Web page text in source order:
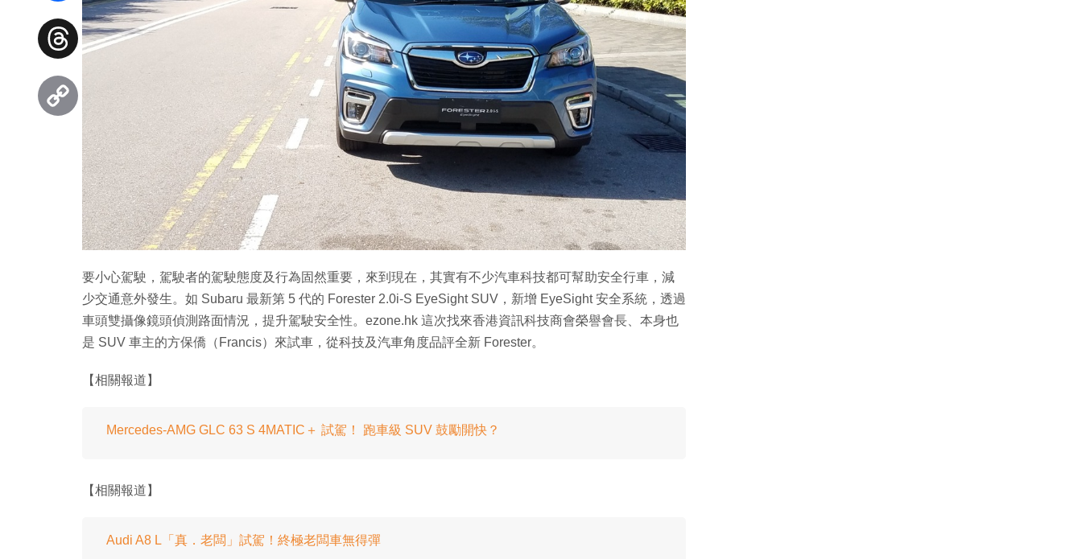
要小心駕駛，駕駛者的駕駛態度及行為固然重要，來到現在，其實有不少汽車科技都可幫助安全行車，減
少交通意外發生。如 Subaru 最新第 5 代的 Forester 2.0i-S EyeSight SUV，新增 EyeSight 安全系統，透過
車頭雙攝像鏡頭偵測路面情況，提升駕駛安全性。ezone.hk 這次找來香港資訊科技商會榮譽會長、本身也
是 SUV 車主的方保僑（Francis）來試車，從科技及汽車角度品評全新 Forester。
【相關報道】
Mercedes-AMG GLC 63 S 4MATIC＋ 試駕！ 跑車級 SUV 鼓勵開快？
【相關報道】
Audi A8 L「真．老闆」試駕！終極老闆車無得彈
Facebook
Threads
Copy
Link